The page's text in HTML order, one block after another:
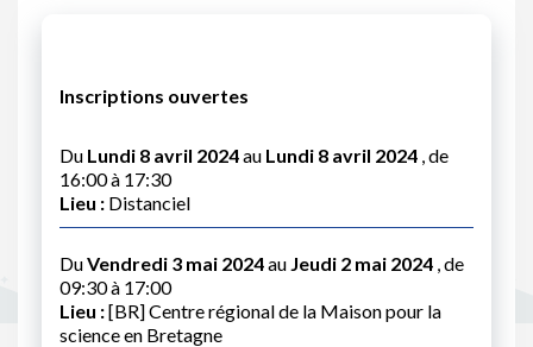
Inscriptions ouvertes
Du Lundi 8 avril 2024au Lundi 8 avril 2024 , de
16:00 à 17:30
Lieu : Distanciel
DuVendredi 3 mai 2024au Jeudi 2 mai 2024 , de
09:30 à 17:00
Lieu :[BR] Centre régional de la Maison pour la
science en Bretagne